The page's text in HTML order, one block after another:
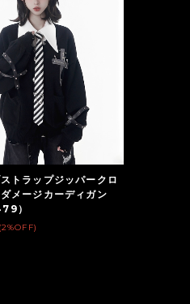
トラップジッパークロ
メージカーディガン
）
(2%OFF)